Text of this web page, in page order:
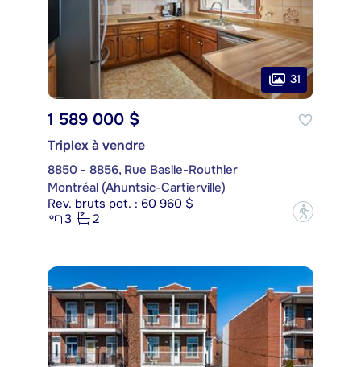
31
1 589 000 $
Triplex à vendre
8850 - 8856, Rue Basile-Routhier
Montréal (Ahuntsic-Cartierville)
Rev. bruts pot. : 60 960 $
3
2 ?